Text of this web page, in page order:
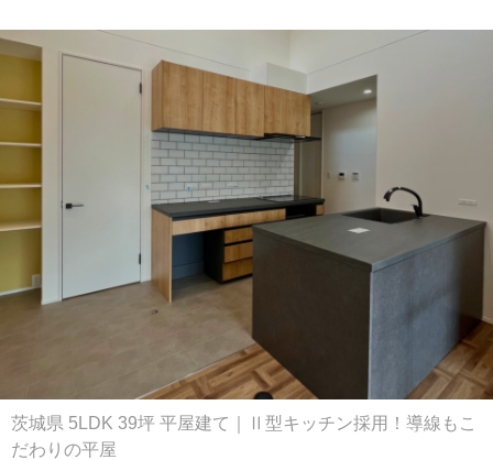
茨城県 5LDK 39坪 平屋建て｜Ⅱ型キッチン採用！導線もこ
だわりの平屋